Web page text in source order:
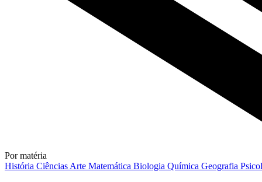
Por matéria
História Ciências Arte Matemática Biologia Química Geografia